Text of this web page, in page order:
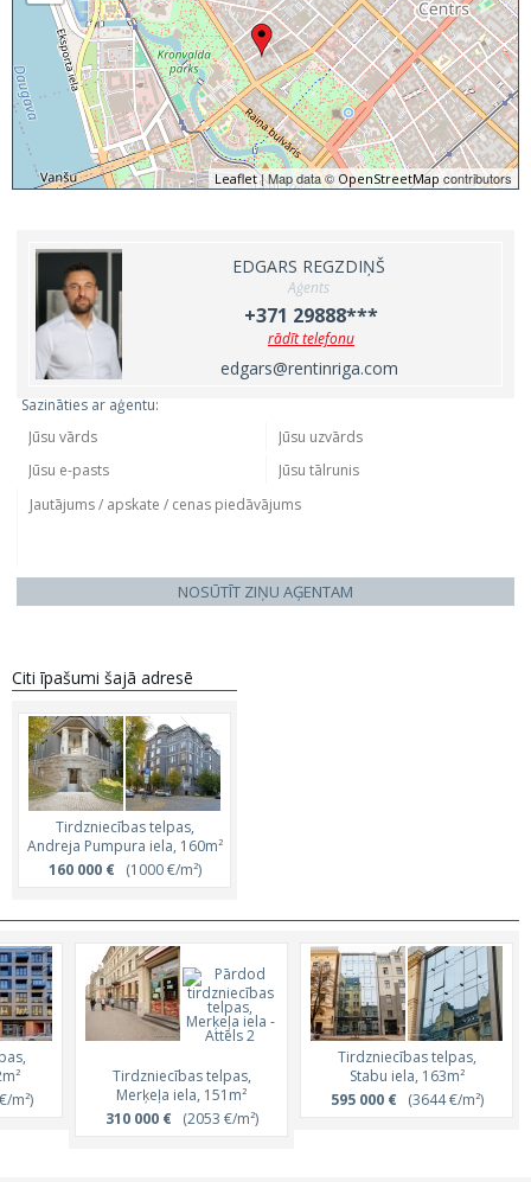
Leaflet| Map data © OpenStreetMapcontributors
EDGARS REGZDIŅŠ
Aģents
+371 29888***
rādīt telefonu
edgars@rentinriga.com
Sazināties ar aģentu:
NOSŪTĪT ZIŅU AĢENTAM
Citi īpašumi šajā adresē
Tirdzniecības telpas,
Andreja Pumpura iela, 160m²
160 000 €(1000 €/m²)
m²)
Tirdzniecības telpas,
Merķeļa iela, 151m²
310 000 €(2053 €/m²)
Tirdzniecības telpas,
Stabu iela, 163m²
595 000 €(3644 €/m²)